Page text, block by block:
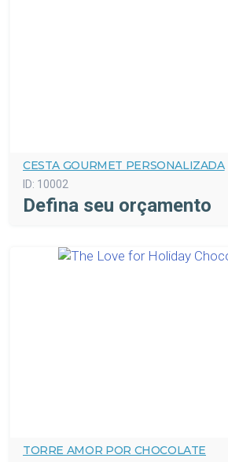
CESTA GOURMET PERSONALIZADA
ID: 10002
Defina seu orçamento
TORRE AMOR POR CHOCOLATE